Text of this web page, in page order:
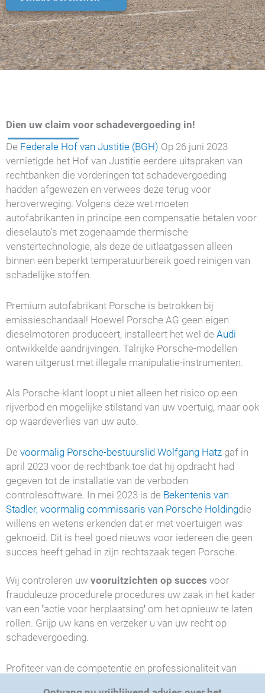
Dien uw claim voor schadevergoeding in!
De Federale Hof van Justitie (BGH) Op 26 juni 2023
vernietigde het Hof van Justitie eerdere uitspraken van
rechtbanken die vorderingen tot schadevergoeding
hadden afgewezen en verwees deze terug voor
heroverweging. Volgens deze wet moeten
autofabrikanten in principe een compensatie betalen voor
dieselauto's met zogenaamde thermische
venstertechnologie, als deze de uitlaatgassen alleen
binnen een beperkt temperatuurbereik goed reinigen van
schadelijke stoffen.
Premium autofabrikant Porsche is betrokken bij
emissieschandaal! Hoewel Porsche AG geen eigen
dieselmotoren produceert, installeert het wel de Audi
ontwikkelde aandrijvingen. Talrijke Porsche-modellen
waren uitgerust met illegale manipulatie-instrumenten.
Als Porsche-klant loopt u niet alleen het risico op een
rijverbod en mogelijke stilstand van uw voertuig, maar ook
op waardeverlies van uw auto.
De voormalig Porsche-bestuurslid Wolfgang Hatz gaf in
april 2023 voor de rechtbank toe dat hij opdracht had
gegeven tot de installatie van de verboden
controlesoftware. In mei 2023 is de Bekentenis van
Stadler, voormalig commissaris van Porsche Holdingdie
willens en wetens erkenden dat er met voertuigen was
geknoeid. Dit is heel goed nieuws voor iedereen die geen
succes heeft gehad in zijn rechtszaak tegen Porsche.
Wij controleren uw vooruitzichten op succes voor
frauduleuze procedurele procedures uw zaak in het kader
van een 'actie voor herplaatsing' om het opnieuw te laten
rollen. Grijp uw kans en verzeker u van uw recht op
schadevergoeding.
Profiteer van de competentie en professionaliteit van